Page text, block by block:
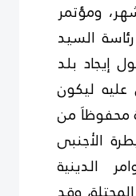
ومؤتمر
السيد
إيجاد بلد
ليكون
محفوظاَ من
الأجنبى
الدينية